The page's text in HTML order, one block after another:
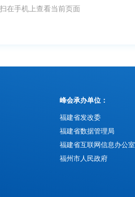
在手机上查看当前页面
峰会承办单位：
福建省发改委
福建省数据管理局
福建省互联网信息办公室
福州市人民政府